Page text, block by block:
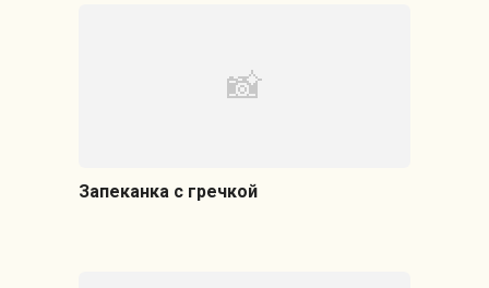
Запеканка с гречкой